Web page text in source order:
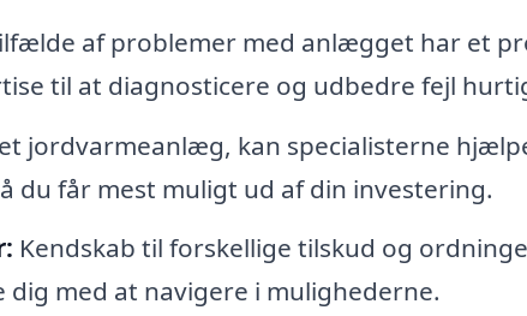
af problemer med anlægget har et
til at diagnosticere og udbedre fejl
jordvarmeanlæg, kan specialisterne
du får mest muligt ud af din investering.
Kendskab til forskellige tilskud og
med at navigere i mulighederne.